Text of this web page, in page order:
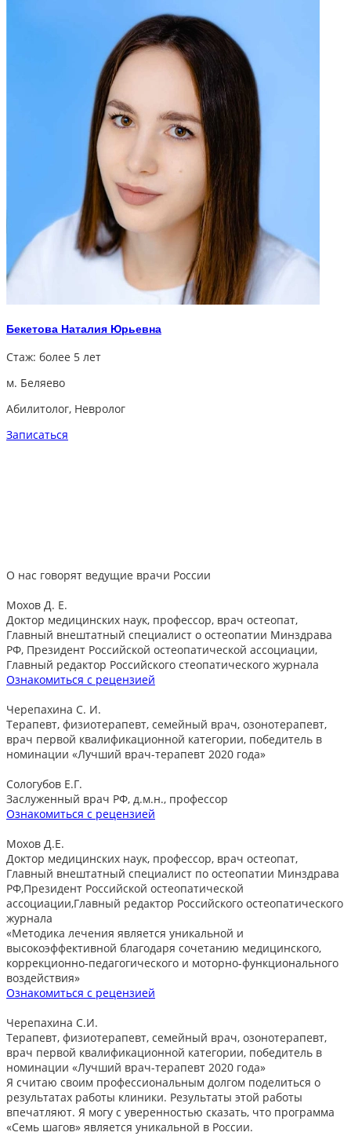
Бекетова Наталия Юрьевна
Стаж: более 5 лет
м. Беляево
Абилитолог, Невролог
Записаться
О нас говорят ведущие врачи России
Мохов Д. Е.
Доктор медицинских наук, профессор, врач остеопат,
Главный внештатный специалист о остеопатии Минздрава
РФ, Президент Российской остеопатической ассоциации,
Главный редактор Российского стеопатического журнала
Ознакомиться с рецензией
Черепахина С. И.
Терапевт, физиотерапевт, семейный врач, озонотерапевт,
врач первой квалификационной категории, победитель в
номинации «Лучший врач-терапевт 2020 года»
Сологубов Е.Г.
Заслуженный врач РФ, д.м.н., профессор
Ознакомиться с рецензией
Мохов Д.Е.
Доктор медицинских наук, профессор, врач остеопат,
Главный внештатный специалист по остеопатии Минздрава
РФ,Президент Российской остеопатической
ассоциации,Главный редактор Российского остеопатического
журнала
«Методика лечения является уникальной и
высокоэффективной благодаря сочетанию медицинского,
коррекционно-педагогического и моторно-функционального
воздействия»
Ознакомиться с рецензией
Черепахина С.И.
Терапевт, физиотерапевт, семейный врач, озонотерапевт,
врач первой квалификационной категории, победитель в
номинации «Лучший врач-терапевт 2020 года»
Я считаю своим профессиональным долгом поделиться о
результатах работы клиники. Результаты этой работы
впечатляют. Я могу с уверенностью сказать, что программа
«Семь шагов» является уникальной в России.